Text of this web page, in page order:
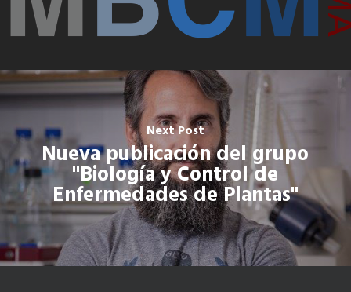
Next Post
Nueva publicación del grupo
"Biología y Control de
Enfermedades de Plantas"